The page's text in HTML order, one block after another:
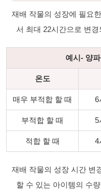
재배 작물의 성장에 필요
서 최대 22시간으로 변
예시- 양
온도
매우 부적합 할 때 6
부적합 할 때 5
적합 할 때 4
재배 작물의 성장 시간 변
할 수 있는 아이템의 수